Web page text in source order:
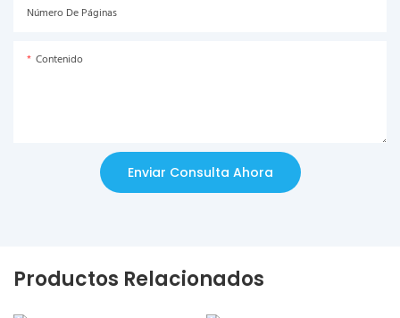
Número De Páginas
Contenido
Enviar Consulta Ahora
Productos Relacionados